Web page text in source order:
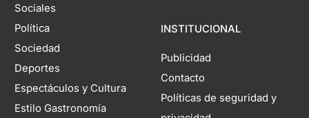
Sociales
Política
Sociedad
Deportes
Espectáculos y Cultura
Estilo Gastronomía
INSTITUCIONAL
Publicidad
Contacto
Políticas de seguridad y